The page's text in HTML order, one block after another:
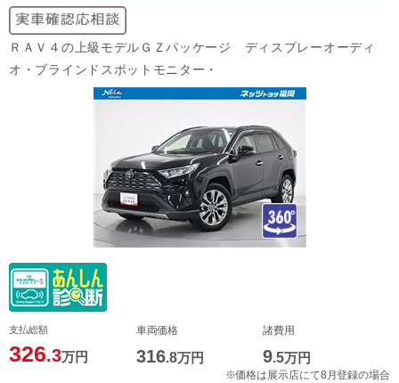
ＲＡＶ４の上級モデルＧＺパッケージ ディスプレーオーディ
オ・ブラインドスポットモニター・
支払総額
326.3万円
車両価格
316.8万円
諸費用
9.5万円
※価格は展示店にて8月登録の場合